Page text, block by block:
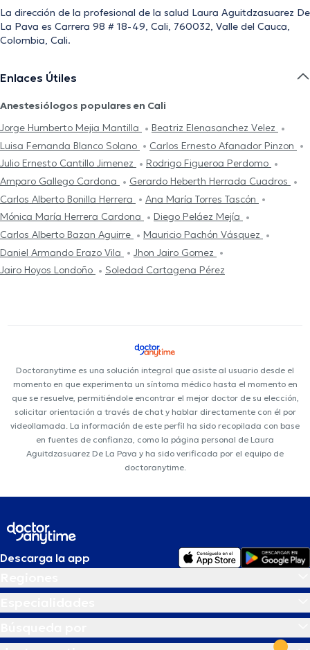
La dirección de la profesional de la salud Laura Aguitdzasuarez De
La Pava es Carrera 98 # 18-49, Cali, 760032, Valle del Cauca,
Colombia, Cali.
Enlaces Útiles
Anestesiólogos populares en Cali
Jorge Humberto Mejia Mantilla
Beatriz Elenasanchez Velez
Luisa Fernanda Blanco Solano
Carlos Ernesto Afanador Pinzon
Julio Ernesto Cantillo Jimenez
Rodrigo Figueroa Perdomo
Amparo Gallego Cardona
Gerardo Heberth Herrada Cuadros
Carlos Alberto Bonilla Herrera
Ana María Torres Tascón
Mónica María Herrera Cardona
Diego Peláez Mejía
Carlos Alberto Bazan Aguirre
Mauricio Pachón Vásquez
Daniel Armando Erazo Vila
Jhon Jairo Gomez
Jairo Hoyos Londoño
Soledad Cartagena Pérez
Doctoranytime es una solución integral que asiste al usuario desde el
momento en que experimenta un síntoma médico hasta el momento en
que se resuelve, permitiéndole encontrar el mejor doctor de su elección,
solicitar orientación a través de chat y hablar directamente con él por
videollamada. La información de este perfil ha sido recopilada con base
en fuentes de confianza, como la página personal de Laura
Aguitdzasuarez De La Pava y ha sido verificada por el equipo de
doctoranytime.
Descarga la app